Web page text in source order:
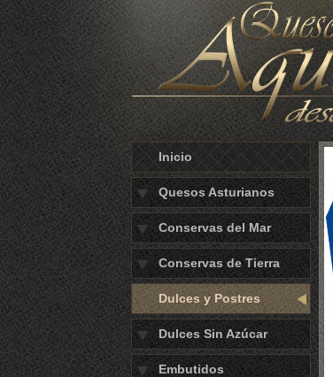
Inicio
Quesos Asturianos
Conservas del Mar
Conservas de Tierra
Dulces y Postres
Dulces Sin Azúcar
Embutidos